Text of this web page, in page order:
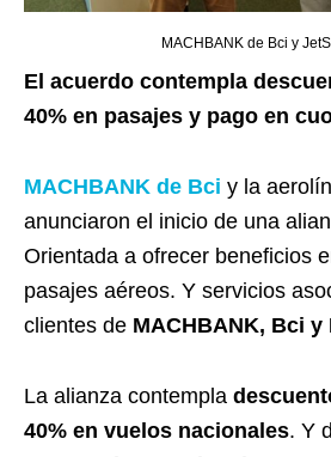
MACHBANK de Bci y
El acuerdo contempla
40% en pasajes y pago en
MACHBANK de Bci y la
anunciaron el inicio de una
Orientada a ofrecer beneficios
pasajes aéreos. Y servicios
clientes de MACHBANK, Bci y
La alianza contempla
40% en vuelos nacionales. Y